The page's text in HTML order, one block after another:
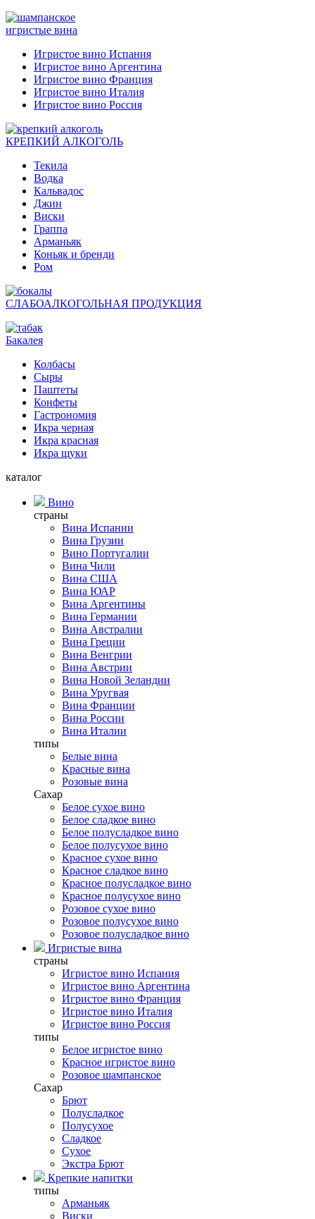
игристые вина
Игристое вино Испания
Игристое вино Аргентина
Игристое вино Франция
Игристое вино Италия
Игристое вино Россия
КРЕПКИЙ АЛКОГОЛЬ
Текила
Водка
Кальвадос
Джин
Виски
Граппа
Арманьяк
Коньяк и бренди
Ром
СЛАБОАЛКОГОЛЬНАЯ ПРОДУКЦИЯ
Бакалея
Колбасы
Сыры
Паштеты
Конфеты
Гастрономия
Икра черная
Икра красная
Икра щуки
каталог
Вино
страны
Вина Испании
Вина Грузии
Вино Португалии
Вина Чили
Вина США
Вина ЮАР
Вина Аргентины
Вина Германии
Вина Австралии
Вина Греции
Вина Венгрии
Вина Австрии
Вина Новой Зеландии
Вина Уругвая
Вина Франции
Вина России
Вина Италии
типы
Белые вина
Красные вина
Розовые вина
Сахар
Белое сухое вино
Белое сладкое вино
Белое полусладкое вино
Белое полусухое вино
Красное сухое вино
Красное сладкое вино
Красное полусладкое вино
Красное полусухое вино
Розовое сухое вино
Розовое полусухое вино
Розовое полусладкое вино
Игристые вина
страны
Игристое вино Испания
Игристое вино Аргентина
Игристое вино Франция
Игристое вино Италия
Игристое вино Россия
типы
Белое игристое вино
Красное игристое вино
Розовое шампанское
Сахар
Брют
Полусладкое
Полусухое
Сладкое
Сухое
Экстра Брют
Крепкие напитки
типы
Арманьяк
Виски